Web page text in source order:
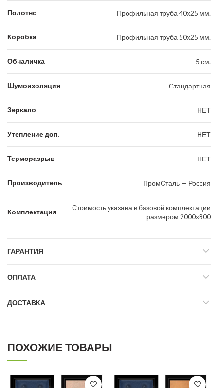
Полотно Профильная труба 40х25 мм.
Коробка Профильная труба 50х25 мм.
Обналичка 5 см.
Шумоизоляция Стандартная
Зеркало НЕТ
Утепление доп. НЕТ
Терморазрыв НЕТ
Производитель ПромСталь — Россия
Комплектация
Стоимость указана в базовой комплектации
размером 2000х800
ГАРАНТИЯ
ОПЛАТА
ДОСТАВКА
ПОХОЖИЕ ТОВАРЫ